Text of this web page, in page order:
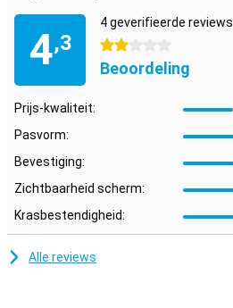
4,3
4 geverifieerde reviews
2 sterren
Beoordeling
Prijs-kwaliteit:
Pasvorm:
Bevestiging:
Zichtbaarheid scherm:
Krasbestendigheid:
Alle reviews